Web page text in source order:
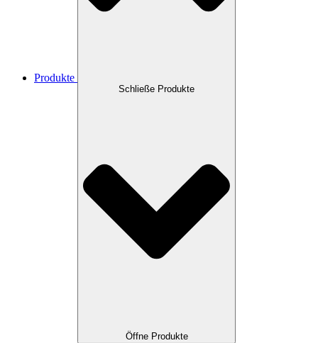
Produkte
Schließe Produkte
Öffne Produkte